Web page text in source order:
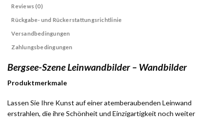
Reviews (0)
Rückgabe- und Rückerstattungsrichtlinie
Versandbedingungen
Zahlungsbedingungen
Bergsee-Szene Leinwandbilder – Wandbilder
Produktmerkmale
Lassen Sie Ihre Kunst auf einer atemberaubenden Leinwand
erstrahlen, die ihre Schönheit und Einzigartigkeit noch weiter